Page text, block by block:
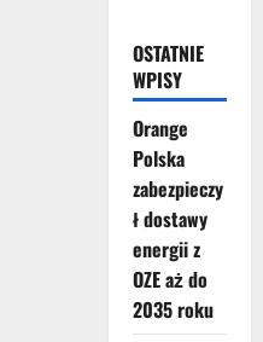
OSTATNIE
WPISY
Orange
Polska
zabezpieczy
ł dostawy
energii z
OZE aż do
2035 roku